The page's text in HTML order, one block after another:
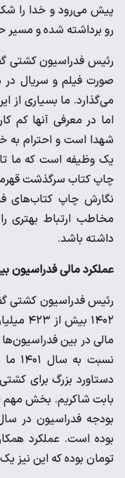
پیش می‌رود و خدا را
رو برداشته شده و
رئیس فدراسیون کشتی
صورت فیلم و سریال در
می‌گذارد. ما بسیاری از
اما در معرفی آنها کم
شهدا است و احترام به
یک وظیفه است که ما
چاپ کتاب سرگذشت
نگارش چاپ کتاب‌های
مخاطب ارتباط بهتری را
داشته باشد.
عملکرد مالی فدراسیون بیش از ۴۲۳ میلیارد
رئیس فدراسیون کشتی
۱۴۰۲
مالی در بین
دستاورد بزرگ برای
بابت شاکریم. بخش مهم
تومان بوده که این نیز